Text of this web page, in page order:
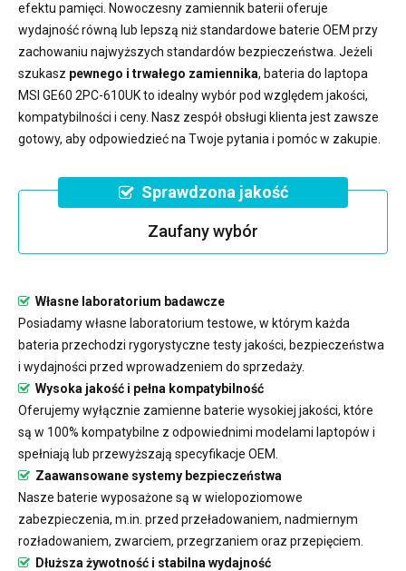
efektu pamięci. Nowoczesny zamiennik baterii oferuje
wydajność równą lub lepszą niż standardowe baterie OEM przy
zachowaniu najwyższych standardów bezpieczeństwa. Jeżeli
szukasz pewnego i trwałego zamiennika, bateria do laptopa
MSI GE60 2PC-610UKto idealny wybór pod względem jakości,
kompatybilności i ceny. Nasz zespół obsługi klienta jest zawsze
gotowy, aby odpowiedzieć na Twoje pytania i pomóc w zakupie.
Sprawdzona jakość
Zaufany wybór
Własne laboratorium badawcze
Posiadamy własne laboratorium testowe, w którym każda
bateria przechodzi rygorystyczne testy jakości, bezpieczeństwa
i wydajności przed wprowadzeniem do sprzedaży.
Wysoka jakość i pełna kompatybilność
Oferujemy wyłącznie zamienne baterie wysokiej jakości, które
są w 100% kompatybilne z odpowiednimi modelami laptopów i
spełniają lub przewyższają specyfikacje OEM.
Zaawansowane systemy bezpieczeństwa
Nasze baterie wyposażone są w wielopoziomowe
zabezpieczenia, m.in. przed przeładowaniem, nadmiernym
rozładowaniem, zwarciem, przegrzaniem oraz przepięciem.
Dłuższa żywotność i stabilna wydajność